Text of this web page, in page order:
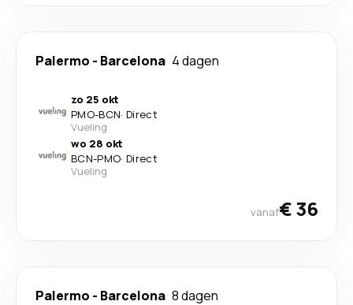
Palermo - Barcelona 4 dagen
zo 25 okt
PMO-BCN· Direct
Vueling
wo 28 okt
BCN-PMO· Direct
Vueling
vanaf€ 36
Palermo - Barcelona 8 dagen